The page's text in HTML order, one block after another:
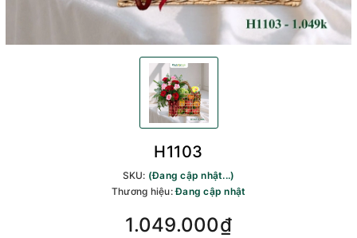
H1103
SKU: (Đang cập nhật...)
Thương hiệu:Đang cập nhật
1.049.000₫